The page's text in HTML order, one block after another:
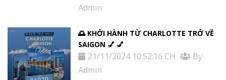
Admin
🌅 KHỞI HÀNH TỪ CHARLOTTE TRỞ VỀ
SAIGON 💅 💅
21/11/2024 10:52:16 CH
By
Admin